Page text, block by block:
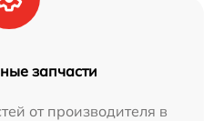
запчасти
от производителя в